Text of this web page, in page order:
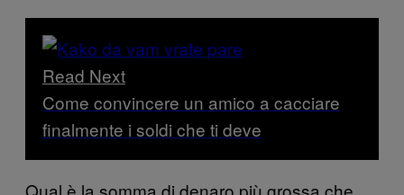
Read Next
Come convincere un amico a cacciare
finalmente i soldi che ti deve
Qual è la somma di denaro più grossa che